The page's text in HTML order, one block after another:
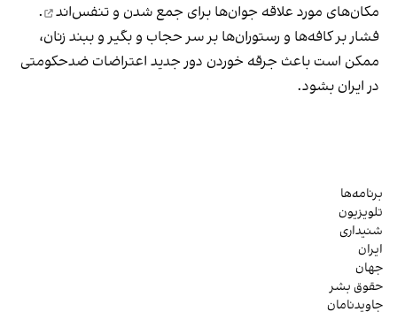
مکان‌های مورد علاقه جوان‌ها برای جمع شدن و تنفس‌اند
.
فشار بر کافه‌ها و رستوران‌ها بر سر حجاب و بگیر و ببند زنان،
ممکن است باعث جرقه خوردن دور جدید اعتراضات ضدحکومتی
در ایران بشود.
برنامه‌ها
تلویزیون
شنیداری
ایران
جهان
حقوق بشر
جاویدنامان